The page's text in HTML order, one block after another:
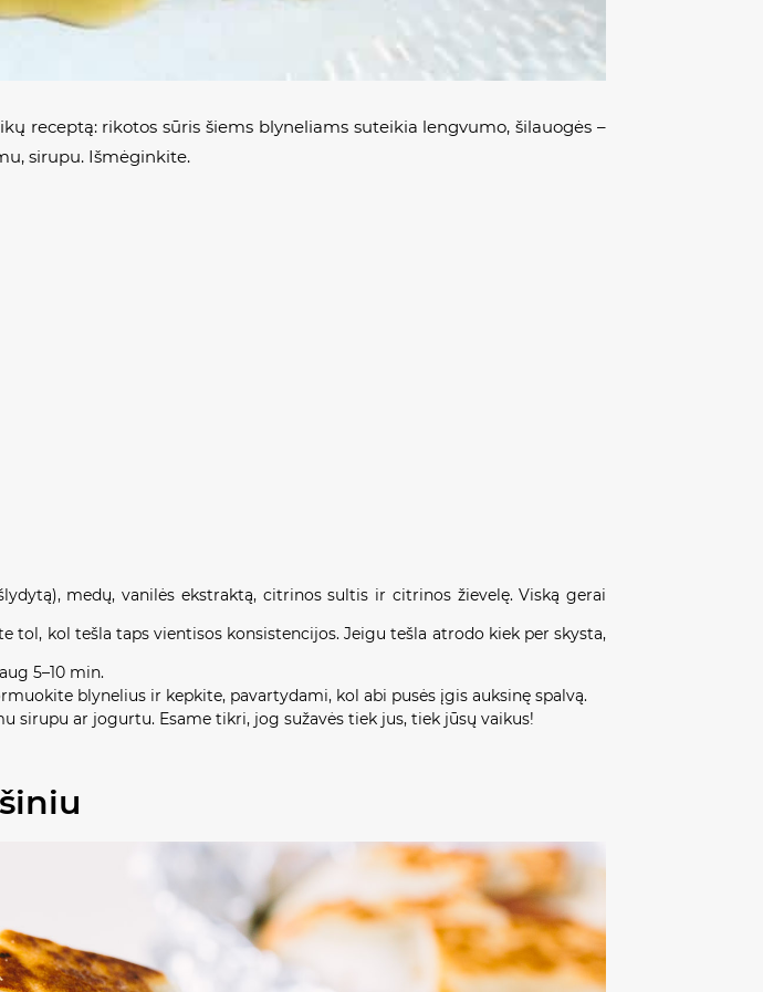
receptą: rikotos sūris šiems blyneliams suteikia lengvumo, šilauogės –
sirupu. Išmėginkite.
medų, vanilės ekstraktą, citrinos sultis ir citrinos žievelę. Viską gerai
kol tešla taps vientisos konsistencijos. Jeigu tešla atrodo kiek per skysta,
5–10 min.
blynelius ir kepkite, pavartydami, kol abi pusės įgis auksinę spalvą.
sirupu ar jogurtu. Esame tikri, jog sužavės tiek jus, tiek jūsų vaikus!